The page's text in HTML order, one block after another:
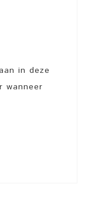
in deze
wanneer